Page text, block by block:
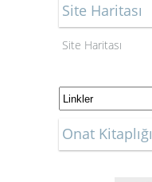
Site Haritası
Site Haritası
Onat Kitaplığı